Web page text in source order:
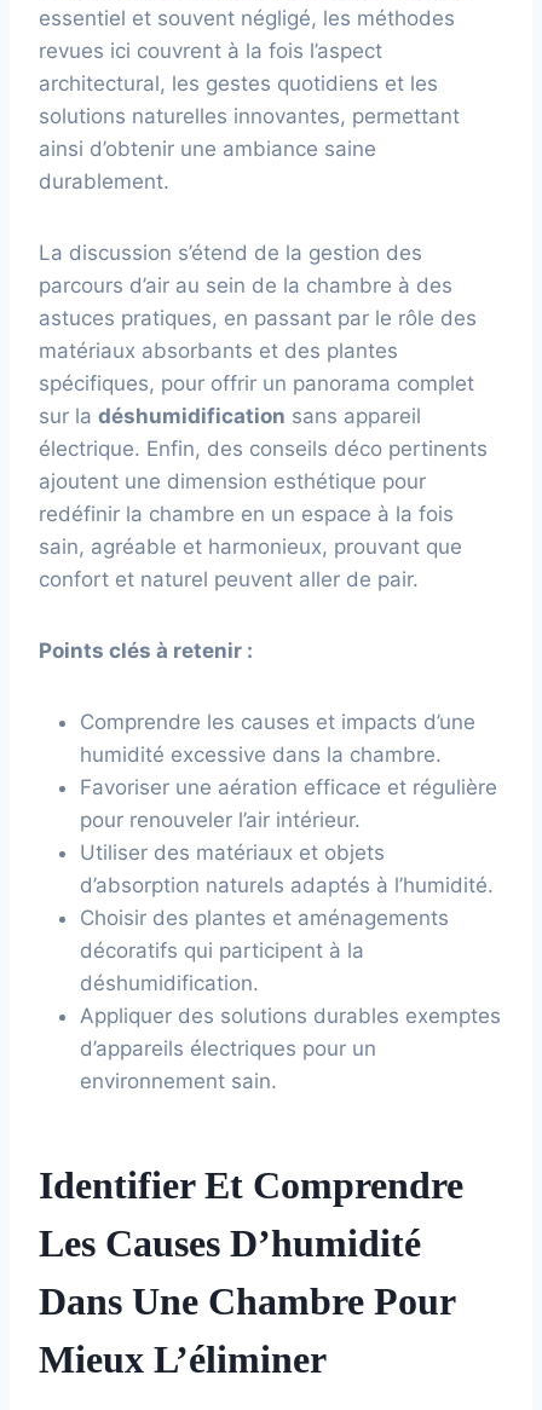
essentiel et souvent négligé, les méthodes
revues ici couvrent à la fois l’aspect
architectural, les gestes quotidiens et les
solutions naturelles innovantes, permettant
ainsi d’obtenir une ambiance saine
durablement.
La discussion s’étend de la gestion des
parcours d’air au sein de la chambre à des
astuces pratiques, en passant par le rôle des
matériaux absorbants et des plantes
spécifiques, pour offrir un panorama complet
sur la déshumidification sans appareil
électrique. Enfin, des conseils déco pertinents
ajoutent une dimension esthétique pour
redéfinir la chambre en un espace à la fois
sain, agréable et harmonieux, prouvant que
confort et naturel peuvent aller de pair.
Points clés à retenir :
Comprendre les causes et impacts d’une
humidité excessive dans la chambre.
Favoriser une aération efficace et régulière
pour renouveler l’air intérieur.
Utiliser des matériaux et objets
d’absorption naturels adaptés à l’humidité.
Choisir des plantes et aménagements
décoratifs qui participent à la
déshumidification.
Appliquer des solutions durables exemptes
d’appareils électriques pour un
environnement sain.
Identifier Et Comprendre
Les Causes D’humidité
Dans Une Chambre Pour
Mieux L’éliminer